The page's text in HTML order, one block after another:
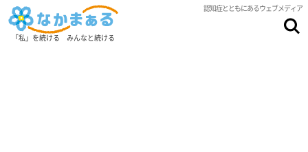
認知症とともにあるウェブメディア
「私」を続ける みんなと続ける